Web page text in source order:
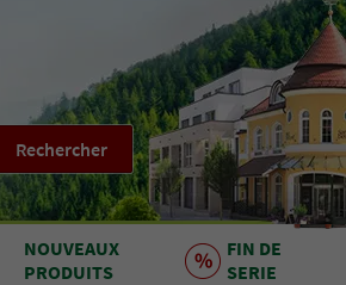
Rechercher
NOUVEAUX
PRODUITS
FIN DE
SERIE